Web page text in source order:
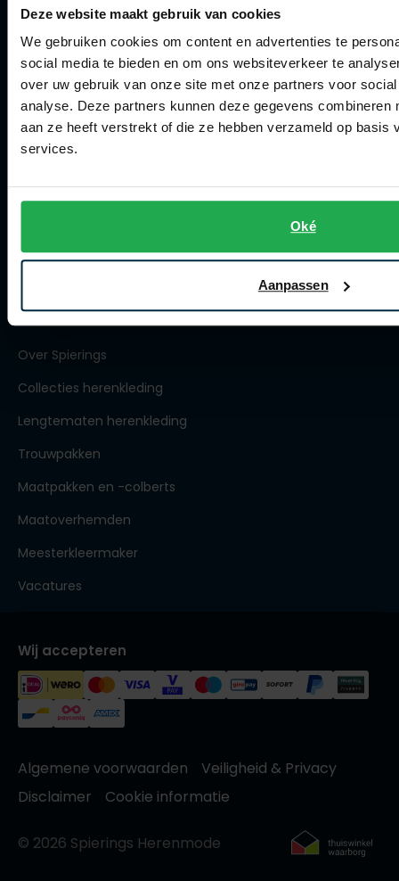
Deze website maakt gebruik van cookies
We gebruiken cookies om content en advertenties te
social media te bieden en om ons websiteverkeer te
over uw gebruik van onze site met onze partners voor
analyse. Deze partners kunnen deze gegevens combineren
aan ze heeft verstrekt of die ze hebben verzameld op basis
services.
Oké
Aanpassen
Klachtenafhandeling
Actievoorwaarden
Artikelonderhoud
Winkel
Openingstijden
Contact webshop
Spierings Herenmode
Over Spierings
Collecties herenkleding
Lengtematen herenkleding
Trouwpakken
Maatpakken en -colberts
Maatoverhemden
Meesterkleermaker
Vacatures
Wij accepteren
Algemene voorwaarden
Veiligheid & Privacy
Disclaimer
Cookie informatie
© 2026 Spierings Herenmode